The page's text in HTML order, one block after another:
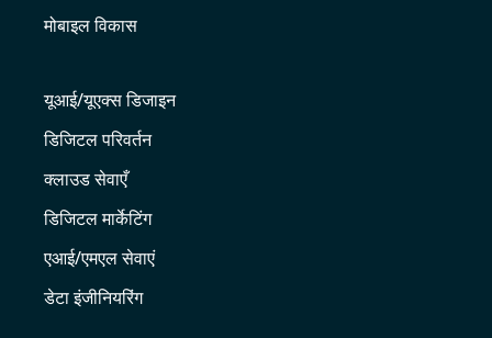
मोबाइल विकास
यूआई/यूएक्स डिजाइन
डिजिटल परिवर्तन
क्लाउड सेवाएँ
डिजिटल मार्केटिंग
एआई/एमएल सेवाएं
डेटा इंजीनियरिंग